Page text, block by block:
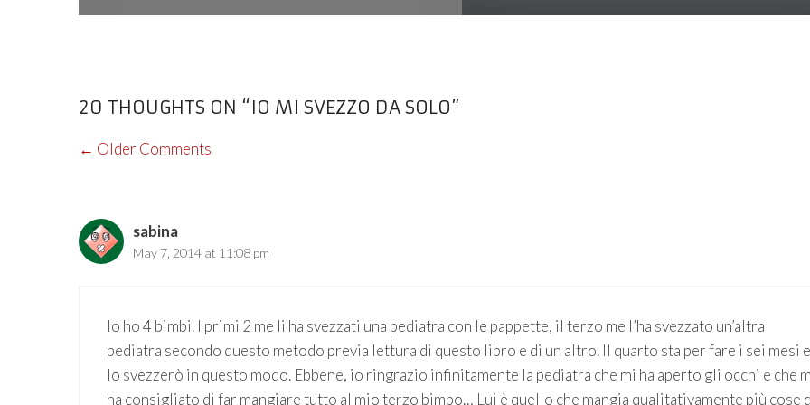
20 THOUGHTS ON “IO MI SVEZZO DA SOLO”
COMMENT
← Older Comments
sabina
May 7, 2014 at 11:08 pm
Io ho 4 bimbi. I primi 2 me li ha svezzati una pediatra con le pappette, il terzo me l’ha svezzato un’altra
pediatra secondo questo metodo previa lettura di questo libro e di un altro. Il quarto sta per fare i sei mesi e
lo svezzerò in questo modo. Ebbene, io ringrazio infinitamente la pediatra che mi ha aperto gli occhi e che
ha consigliato di far mangiare tutto al mio terzo bimbo… Lui è quello che mangia qualitativamente più cose